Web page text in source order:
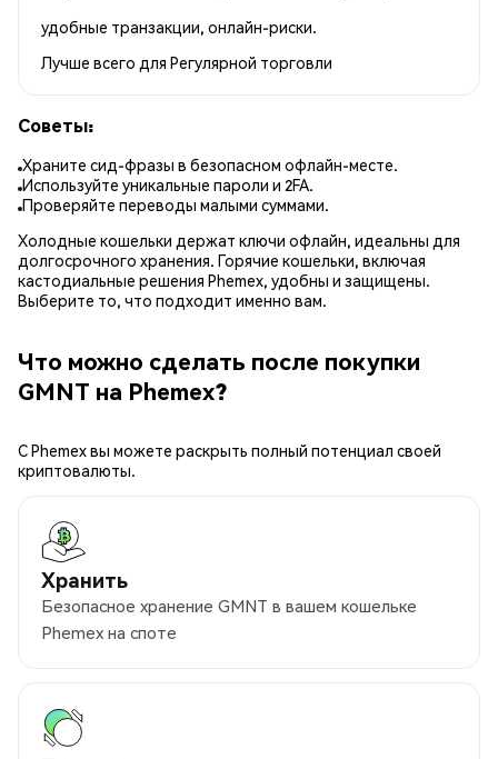
удобные транзакции, онлайн-риски.
Лучше всего для Регулярной торговли
Советы:
Храните сид-фразы в безопасном офлайн-месте.
Используйте уникальные пароли и 2FA.
Проверяйте переводы малыми суммами.
Холодные кошельки держат ключи офлайн, идеальны для
долгосрочного хранения. Горячие кошельки, включая
кастодиальные решения Phemex, удобны и защищены.
Выберите то, что подходит именно вам.
Что можно сделать после покупки
GMNT на Phemex?
С Phemex вы можете раскрыть полный потенциал своей
криптовалюты.
Хранить
Безопасное хранение GMNT в вашем кошельке
Phemex на споте